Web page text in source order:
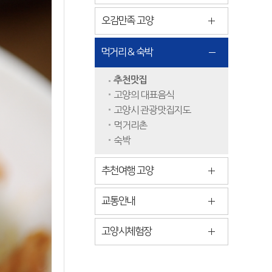
오감만족 고양
먹거리 & 숙박
추천맛집
고양의 대표음식
고양시 관광맛집지도
먹거리촌
숙박
추천여행 고양
교통안내
고양시체험장